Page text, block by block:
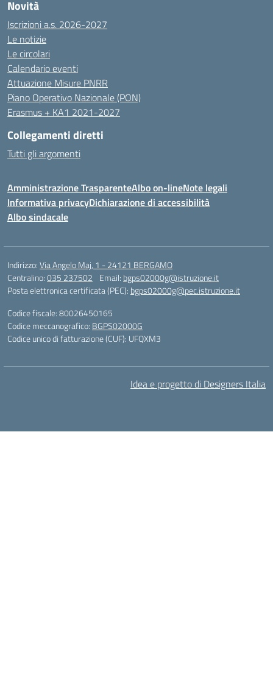
Novità
Iscrizioni a.s. 2026-2027
Le notizie
Le circolari
Calendario eventi
Attuazione Misure PNRR
Piano Operativo Nazionale (PON)
Erasmus + KA1 2021-2027
Collegamenti diretti
Tutti gli argomenti
Amministrazione TrasparenteAlbo on-lineNote legali
Informativa privacyDichiarazione di accessibilità
Albo sindacale
Indirizzo:Via Angelo Maj, 1 - 24121 BERGAMO
Centralino:035 237502 Email: bgps02000g@istruzione.it
Posta elettronica certificata (PEC): bgps02000g@pec.istruzione.it
Codice fiscale: 80026450165
Codice meccanografico: BGPS02000G
Codice unico di fatturazione (CUF): UFQXM3
Idea e progetto di Designers Italia